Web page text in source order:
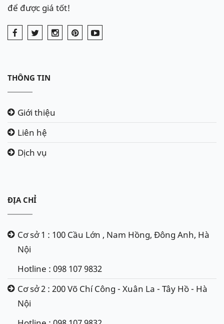
để được giá tốt!
THÔNG TIN
Giới thiệu
Liên hệ
Dịch vụ
ĐỊA CHỈ
Cơ sở 1 : 100 Cầu Lớn , Nam Hồng, Đông Anh, Hà
Nội
Hotline : 098 107 9832
Cơ sở 2 : 200 Võ Chí Công - Xuân La - Tây Hồ - Hà
Nội